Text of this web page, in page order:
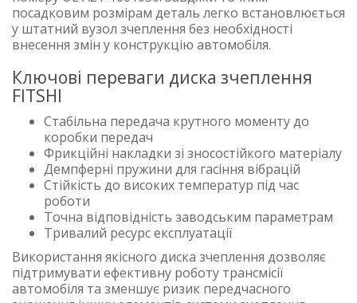
посадковим розмірам деталь легко встановлюється
у штатний вузол зчеплення без необхідності
внесення змін у конструкцію автомобіля.
Ключові переваги диска зчеплення
FITSHI
Стабільна передача крутного моменту до
коробки передач
Фрикційні накладки зі зносостійкого матеріалу
Демпферні пружини для гасіння вібрацій
Стійкість до високих температур під час
роботи
Точна відповідність заводським параметрам
Тривалий ресурс експлуатації
Використання якісного диска зчеплення дозволяє
підтримувати ефективну роботу трансмісії
автомобіля та зменшує ризик передчасного